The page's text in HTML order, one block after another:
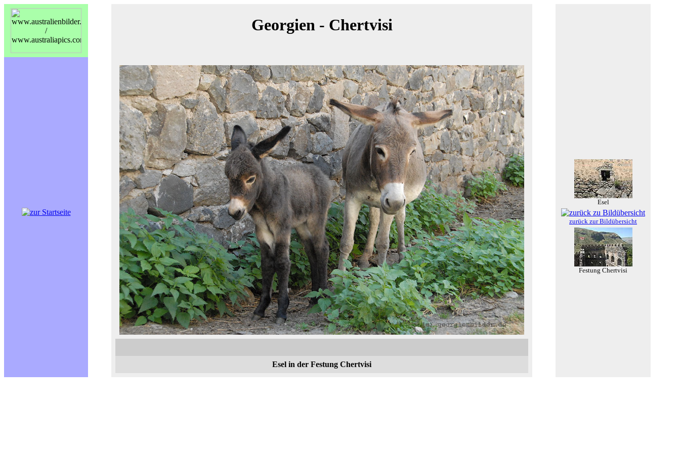
Georgien - Chertvisi
Esel in der Festung Chertvisi
Esel
zurück zur Bildübersicht
Festung Chertvisi